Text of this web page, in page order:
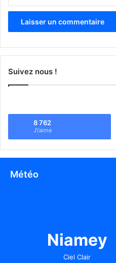
Suivez nous !
8 762
J\'aime
Météo
Niamey
Ciel Clair